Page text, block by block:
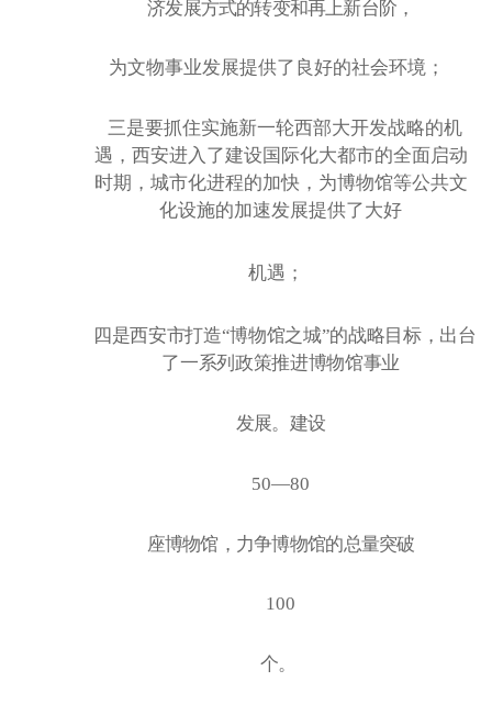
济发展方式的转变和再上新台阶，
为文物事业发展提供了良好的社会环境；
三是要抓住实施新一轮西部大开发战略的机
遇，西安进入了建设国际化大都市的全面启动
时期，城市化进程的加快，为博物馆等公共文
化设施的加速发展提供了大好
机遇；
四是西安市打造“博物馆之城”的战略目标，出台
了一系列政策推进博物馆事业
发展。建设
50—80
座博物馆，力争博物馆的总量突破
100
个。